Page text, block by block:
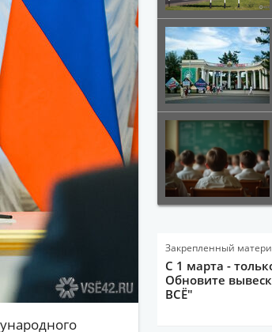
Закрепленный
С 1 марта -
Обновите
ВСЁ"